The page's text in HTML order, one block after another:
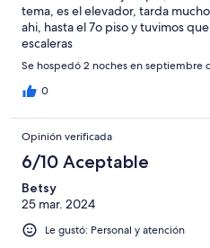
tema, es el elevador, tarda
ahi, hasta el 7o piso y tuvimos
escaleras
Se hospedó 2 noches en septiembre
0
Opinión verificada
6/10 Aceptable
Betsy
25 mar. 2024
Le gustó: Personal y atención